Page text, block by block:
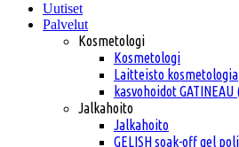
Uutiset
Palvelut
Kosmetologi
Kosmetologi
Laitteisto kosmetologia
kasvohoidot GATINEAU
Jalkahoito
Jalkahoito
GELISH soak-off gel